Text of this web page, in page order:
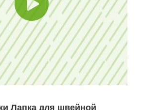
Лапка для швейной